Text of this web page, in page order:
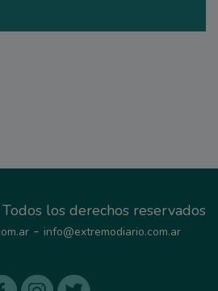
los derechos reservados
- info@extremodiario.com.ar